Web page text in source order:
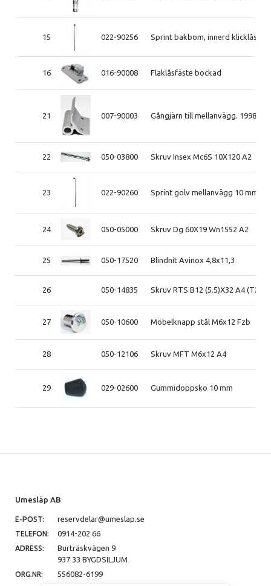
15 022-90256 Sprint bakbom, innerd klicklås
16 016-90008 Flaklåsfäste bockad
21 007-90003 Gångjärn till mellanvägg. 1998-
22 050-03800 Skruv Insex Mc6S 10X120 A2
23 022-90260 Sprint golv mellanvägg 10 mm
24 050-05000 Skruv Dg 60X19 Wn1552 A2
25 050-17520 Blindnit Avinox 4,8x11,3
26 050-14835 Skruv RTS B12 (5.5)X32 A4 (T25)
27 050-10600 Möbelknapp stål M6x12 Fzb
28 050-12106 Skruv MFT M6x12 A4
29 029-02600 Gummidoppsko 10 mm
Umesläp AB
E-POST: reservdelar@umeslap.se
TELEFON: 0914-202 66
ADRESS:
Burträskvägen 9
937 33 BYGDSILJUM
ORG.NR: 556082-6199